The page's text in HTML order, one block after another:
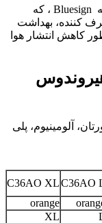
Bluesign ، که
کننده، بهداشت
کاهش انتشار هوا
آلومینیوم، پلی
C36AO
C36AO XL
orange
XL